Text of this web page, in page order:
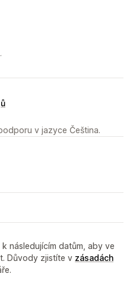
v jazyce Čeština.
následujícím datům, aby ve
Důvody zjistíte v zásadách